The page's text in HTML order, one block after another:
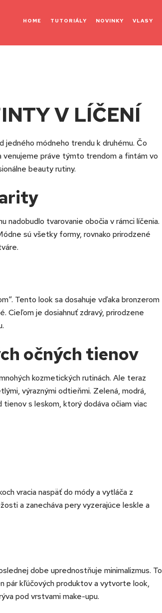
HOME TUTORIÁLY NOVINKY VLASY
V LÍČENÍ
módneho trendu k druhému. Čo
venujeme práve týmto trendom a fintám vo
beauty rutiny.
nadobudlo tvarovanie obočia v rámci líčenia.
sú všetky formy, rovnako prirodzené
Tento look sa dosahuje vďaka bronzerom
Cieľom je dosiahnuť zdravý, prirodzene
očných tienov
kozmetických rutinách. Ale teraz
výraznými odtieňmi. Zelená, modrá,
s leskom, ktorý dodáva očiam viac
vracia naspäť do módy a vytláča z
a zanecháva pery vyzerajúce leskle a
dobe uprednostňuje minimalizmus. To
pár kľúčových produktov a vytvorte look,
pod vrstvami make-upu.